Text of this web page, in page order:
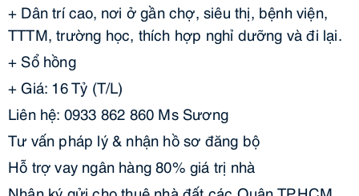
+ Dân trí cao, nơi ở gần chợ, siêu thị, bệnh viện,
TTTM, trường học, thích hợp nghỉ dưỡng và đi lại.
+ Sổ hồng
+ Giá: 16 Tỷ (T/L)
Liên hệ: 0933 862 860 Ms Sương
Tư vấn pháp lý & nhận hồ sơ đăng bộ
Hỗ trợ vay ngân hàng 80% giá trị nhà